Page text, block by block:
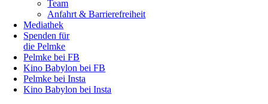
Team
Anfahrt & Barrierefreiheit
Mediathek
Spenden für
die Pelmke
Pelmke bei FB
Kino Babylon bei FB
Pelmke bei Insta
Kino Babylon bei Insta